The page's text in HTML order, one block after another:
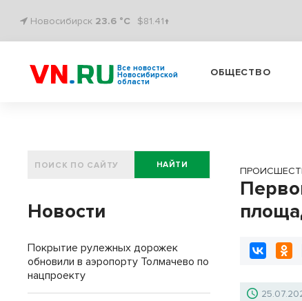
Новосибирск 23.6 °C $81.41↑
Все новости
Новосибирской
области
ОБЩЕСТВО
НАЙТИ
Новости
Покрытие рулежных дорожек
обновили в аэропорту Толмачево по
нацпроекту